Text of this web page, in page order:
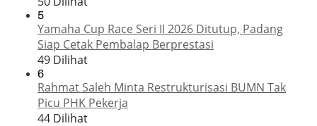
5
Yamaha Cup Race Seri II 2026 Ditutup, Padang
Siap Cetak Pembalap Berprestasi
49 Dilihat
6
Rahmat Saleh Minta Restrukturisasi BUMN Tak
Picu PHK Pekerja
44 Dilihat